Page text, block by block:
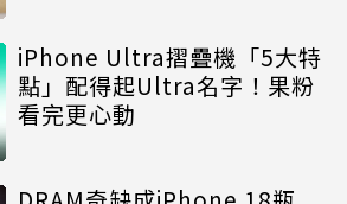
iPhone Ultra摺疊機「5大特
點」配得起Ultra名字！果粉
看完更心動